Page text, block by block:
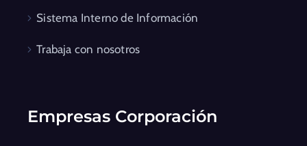
Sistema Interno de Información
Trabaja con nosotros
Empresas Corporación